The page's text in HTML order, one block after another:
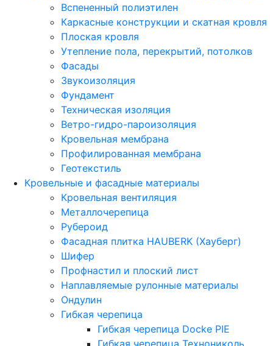
Вспененный полиэтилен
Каркасные конструкции и скатная кровля
Плоская кровля
Утепление пола, перекрытий, потолков
Фасады
Звукоизоляция
Фундамент
Техническая изоляция
Ветро-гидро-пароизоляция
Кровельная мембрана
Профилированная мембрана
Геотекстиль
Кровельные и фасадные материалы
Кровельная вентиляция
Металлочерепица
Рубероид
Фасадная плитка HAUBERK (Хауберг)
Шифер
Профнастил и плоский лист
Наплавляемые рулонные материалы
Ондулин
Гибкая черепица
Гибкая черепица Docke PIE